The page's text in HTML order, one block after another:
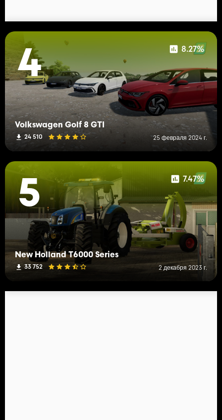
4 8.27%
Volkswagen Golf 8 GTI
24 510 25 февраля 2024 г.
5 7.47%
New Holland T6000 Series
33 752 2 декабря 2023 г.